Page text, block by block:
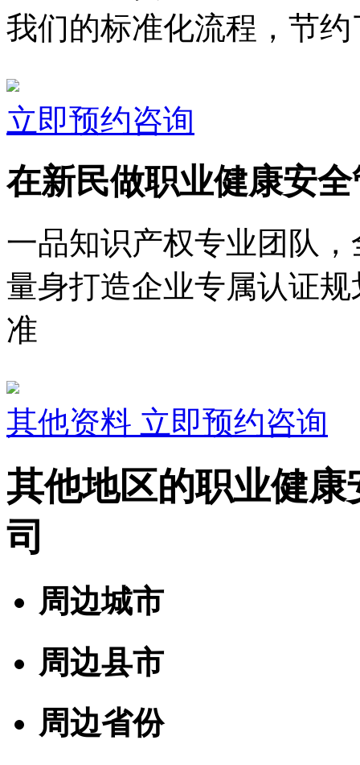
我们的标准化流程，节
立即预约咨询
在新民做职业健康安
一品知识产权专业团队
量身打造企业专属认证
准
其他资料 立即预约咨询
其他地区的职业健
司
周边城市
周边县市
周边省份